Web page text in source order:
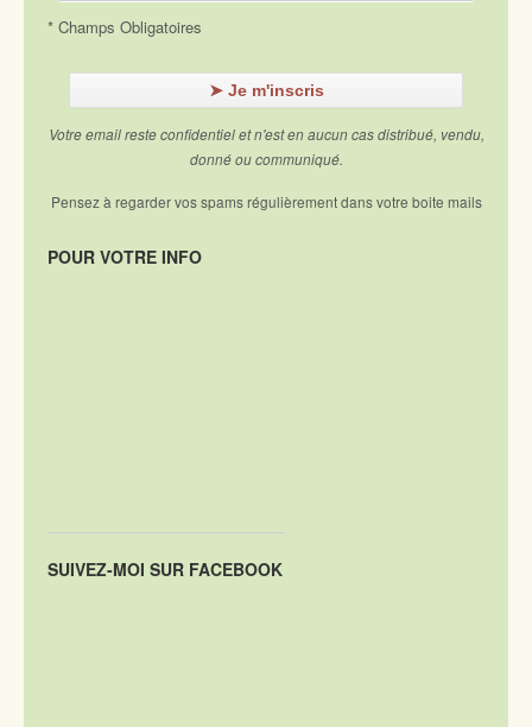
* Champs Obligatoires
Votre email reste confidentiel et n'est en aucun cas distribué, vendu,
donné ou communiqué.
Pensez à regarder vos spams régulièrement dans votre boite mails
POUR VOTRE INFO
SUIVEZ-MOI SUR FACEBOOK